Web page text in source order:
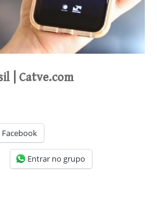
| Catve.com
Facebook
Entrar no grupo